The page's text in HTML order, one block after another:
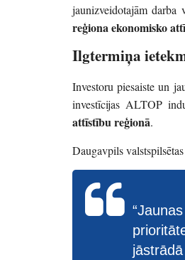
jaunizveidotajām darba
reģiona ekonomisko
Ilgtermiņa
Investoru piesaiste un
investīcijas ALTOP
attīstību reģionā.
Daugavpils